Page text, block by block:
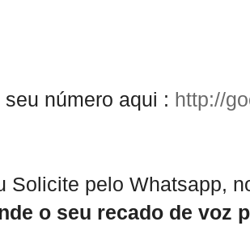
seu número aqui : http://
Solicite pelo Whatsapp,
o seu recado de voz